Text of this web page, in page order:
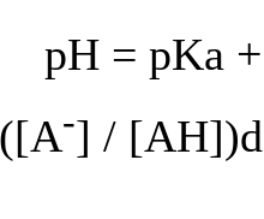
pH = pKa
-] /